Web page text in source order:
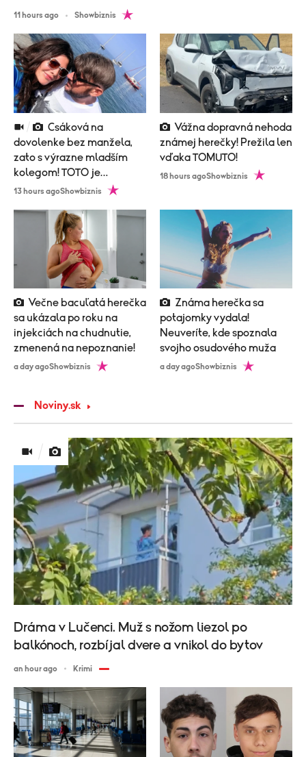
11 hours ago Showbiznis
dovolenke bez manžela,
zato s výrazne mladším
kolegom! TOTO je
vysvetlenie!
13 hours agoShowbiznis
známej herečky! Prežila len
vďaka TOMUTO!
18 hours agoShowbiznis
sa ukázala po roku na
injekciách na chudnutie,
zmenená na nepoznanie!
a day agoShowbiznis
potajomky vydala!
Neuveríte, kde spoznala
svojho osudového muža
a day agoShowbiznis
Noviny.sk
Dráma v Lučenci. Muž s nožom liezol po
balkónoch, rozbíjal dvere a vnikol do bytov
an hour ago Krimi